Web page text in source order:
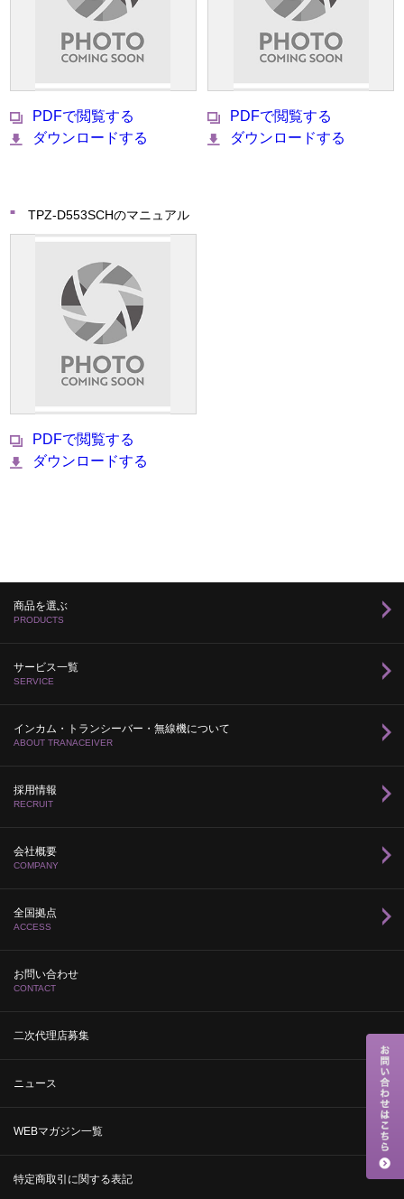
PDFで閲覧する
ダウンロードする
PDFで閲覧する
ダウンロードする
TPZ-D553SCHのマニュアル
PDFで閲覧する
ダウンロードする
商品を選ぶ
PRODUCTS
サービス一覧
SERVICE
インカム・トランシーバー・無線機について
ABOUT TRANACEIVER
採用情報
RECRUIT
会社概要
COMPANY
全国拠点
ACCESS
お問い合わせ
CONTACT
二次代理店募集
ニュース
WEBマガジン一覧
特定商取引に関する表記